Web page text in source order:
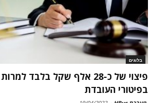
בלוגים
פיצוי של כ-28 אלף שקל בלבד
בפיטורי העובדת